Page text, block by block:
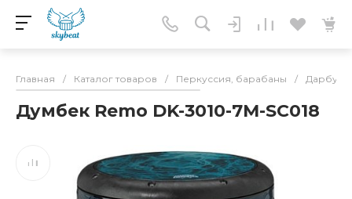
Главная / Каталог товаров / Перкуссия, барабаны /
Думбек Remo DK-3010-7M-SC018